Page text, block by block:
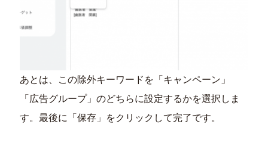
あとは、この除外キーワードを「キャンペーン」
「広告グループ」のどちらに設定するかを選択しま
す。最後に「保存」をクリックして完了です。